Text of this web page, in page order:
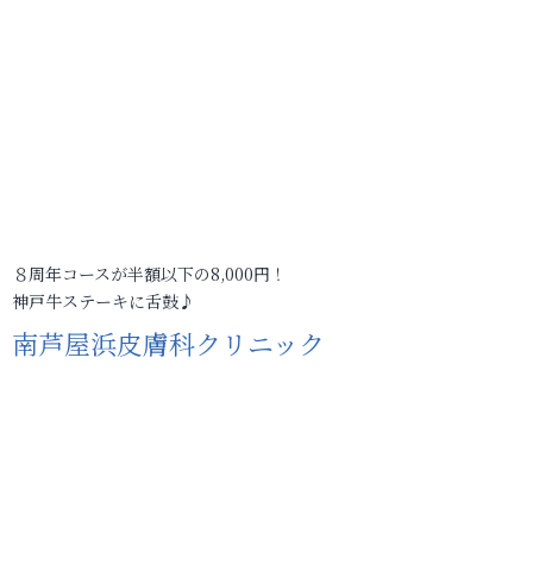
８周年コースが半額以下の8,000円！
神戸牛ステーキに舌鼓♪
南芦屋浜皮膚科クリニック